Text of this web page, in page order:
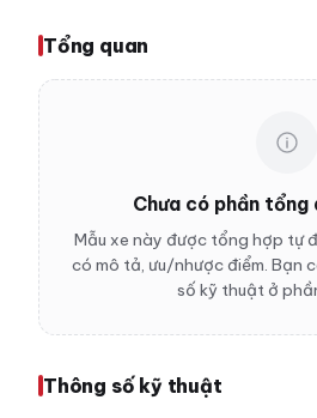
Tổng quan
Chưa có phần tổng
Mẫu xe này được tổng hợp tự
có mô tả, ưu/nhược điểm. Bạn
số kỹ thuật ở
Thông số kỹ thuật